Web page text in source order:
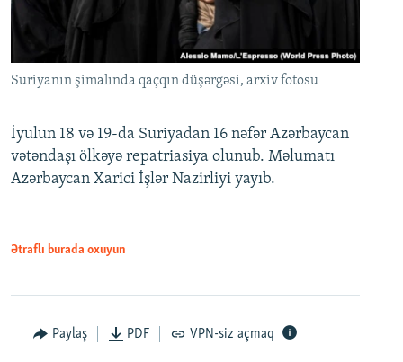
Suriyanın şimalında qaçqın düşərgəsi, arxiv fotosu
İyulun 18 və 19-da Suriyadan 16 nəfər Azərbaycan
vətəndaşı ölkəyə repatriasiya olunub. Məlumatı
Azərbaycan Xarici İşlər Nazirliyi yayıb.
Ətraflı burada oxuyun
Paylaş PDF VPN-siz açmaq